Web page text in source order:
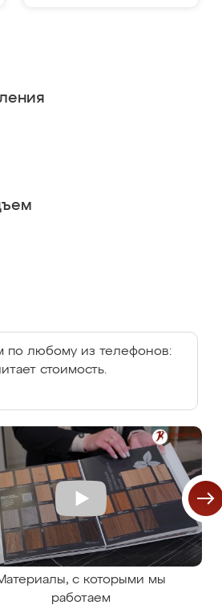
по любому из телефонов:
стоимость.
с которыми мы
работаем